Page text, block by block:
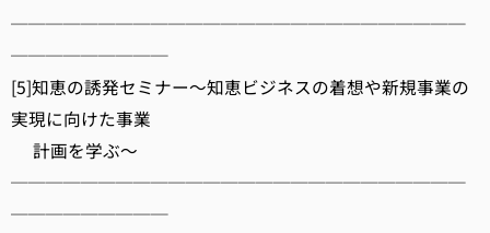
──────────────────────────
─────────
[5]知恵の誘発セミナー～知恵ビジネスの着想や新規事業の
実現に向けた事業
計画を学ぶ～
──────────────────────────
─────────